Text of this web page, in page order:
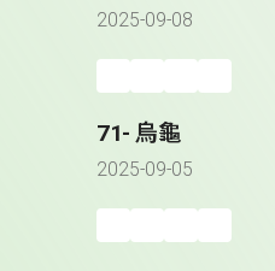
2025-09-08
71- 烏龜
2025-09-05